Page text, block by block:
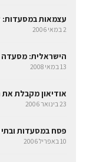
עצמאות במסעדות:
2 במאי 2006
הישראלית:
13 במאי 2008
אודיאון מקבלת את
23 בינואר 2006
פסח במסעדות
10 באפריל 2006